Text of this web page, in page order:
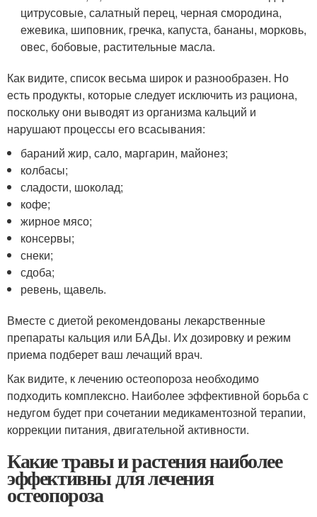
цитрусовые, салатный перец, черная смородина,
ежевика, шиповник, гречка, капуста, бананы, морковь,
овес, бобовые, растительные масла.
Как видите, список весьма широк и разнообразен. Но
есть продукты, которые следует исключить из рациона,
поскольку они выводят из организма кальций и
нарушают процессы его всасывания:
бараний жир, сало, маргарин, майонез;
колбасы;
сладости, шоколад;
кофе;
жирное мясо;
консервы;
снеки;
сдоба;
ревень, щавель.
Вместе с диетой рекомендованы лекарственные
препараты кальция или БАДы. Их дозировку и режим
приема подберет ваш лечащий врач.
Как видите, к лечению остеопороза необходимо
подходить комплексно. Наиболее эффективной борьба с
недугом будет при сочетании медикаментозной терапии,
коррекции питания, двигательной активности.
Какие травы и растения наиболее
эффективны для лечения
остеопороза